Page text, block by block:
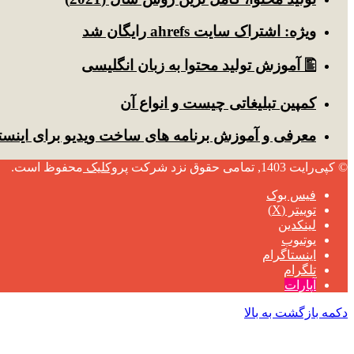
ویژه: اشتراک سایت ahrefs رایگان شد
🖺 آموزش تولید محتوا به زبان انگلیسی
کمپین تبلیغاتی چیست و انواع آن
معرفی و آموزش برنامه های ساخت ویدیو برای
© کپی‌رایت 1403, تمامی حقوق نزد شرکت پروکلیک محفوظ است.
فیس بوک
توییتر (X)
لینکدین
یوتیوب
اینستاگرام
تلگرام
آپارات
دکمه بازگشت به بالا